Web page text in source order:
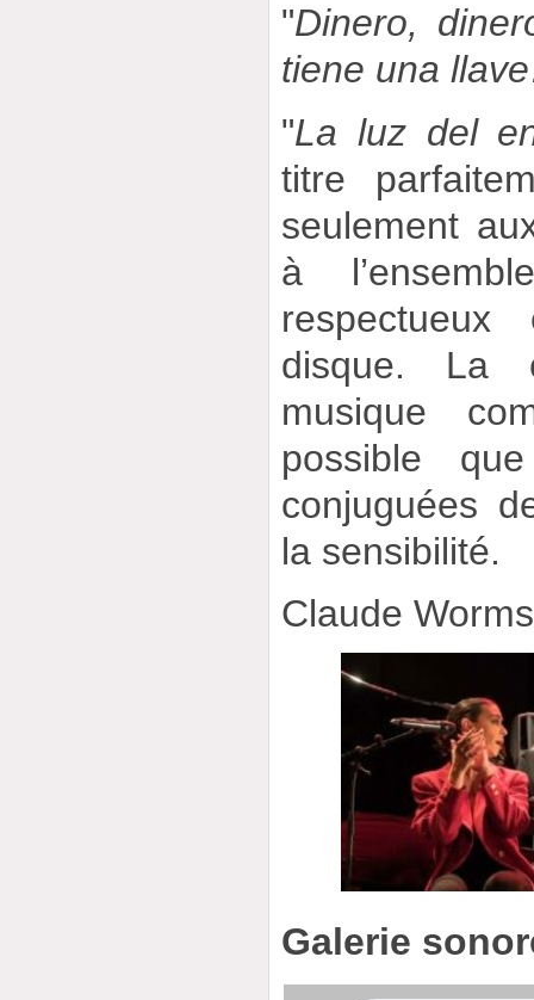
"Dinero,
tiene una
"La luz del
titre
seulement
à
disque. La
musique
possible
conjuguées
la sensibilité.
Claude Worms
Galerie